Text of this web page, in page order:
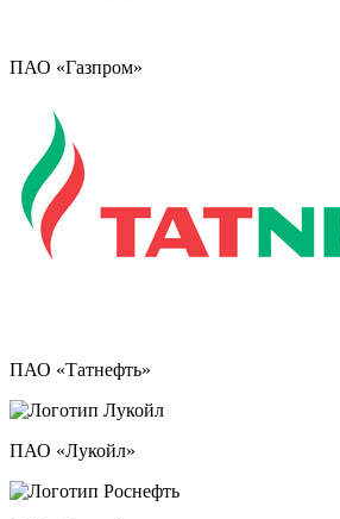
ПАО «Газпром»
ПАО «Татнефть»
ПАО «Лукойл»